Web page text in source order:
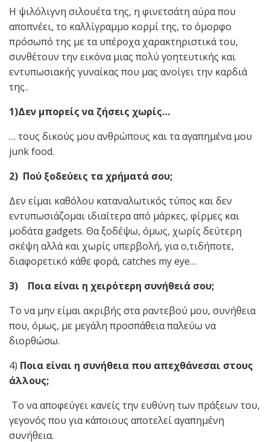
Η ψιλόλιγνη σιλουέτα της, η φινετσάτη αύρα που
αποπνέει, το καλλίγραμμο κορμί της, το όμορφο
πρόσωπό της με τα υπέροχα χαρακτηριστικά του,
συνθέτουν την εικόνα μιας πολύ γοητευτικής και
εντυπωσιακής γυναίκας που μας ανοίγει την καρδιά
της..
1)Δεν μπορείς να ζήσεις χωρίς…
… τους δικούς μου ανθρώπους και τα αγαπημένα μου
junk food.
2) Πού ξοδεύεις τα χρήματά σου;
Δεν είμαι καθόλου καταναλωτικός τύπος και δεν
εντυπωσιάζομαι ιδιαίτερα από μάρκες, φίρμες και
μοδάτα gadgets. Θα ξοδέψω, όμως, χωρίς δεύτερη
σκέψη αλλά και χωρίς υπερβολή, για ο,τιδήποτε,
διαφορετικό κάθε φορά, catches my eye…
3) Ποια είναι η χειρότερη συνήθειά σου;
Το να μην είμαι ακριβής στα ραντεβού μου, συνήθεια
που, όμως, με μεγάλη προσπάθεια παλεύω να
διορθώσω.
4) Ποια είναι η συνήθεια που απεχθάνεσαι στους
άλλους;
Το να αποφεύγει κανείς την ευθύνη των πράξεων του,
γεγονός που για κάποιους αποτελεί αγαπημένη
συνήθεια.